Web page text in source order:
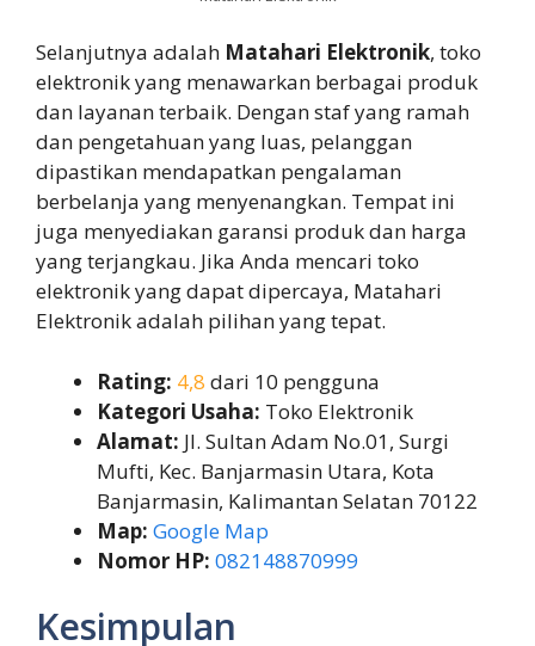
Selanjutnya adalah Matahari Elektronik, toko
elektronik yang menawarkan berbagai produk
dan layanan terbaik. Dengan staf yang ramah
dan pengetahuan yang luas, pelanggan
dipastikan mendapatkan pengalaman
berbelanja yang menyenangkan. Tempat ini
juga menyediakan garansi produk dan harga
yang terjangkau. Jika Anda mencari toko
elektronik yang dapat dipercaya, Matahari
Elektronik adalah pilihan yang tepat.
Rating: 4,8 dari 10 pengguna
Kategori Usaha: Toko Elektronik
Alamat: Jl. Sultan Adam No.01, Surgi
Mufti, Kec. Banjarmasin Utara, Kota
Banjarmasin, Kalimantan Selatan 70122
Map: Google Map
Nomor HP: 082148870999
Kesimpulan